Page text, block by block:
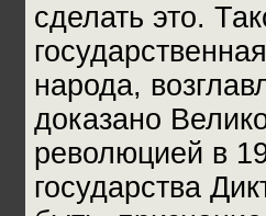
сделать это.
народа,
доказано
революцией в
государства